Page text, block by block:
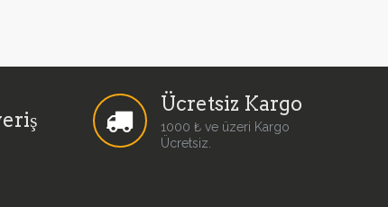
Ücretsiz Kargo
1000 ₺ ve üzeri Kargo
Ücretsiz.